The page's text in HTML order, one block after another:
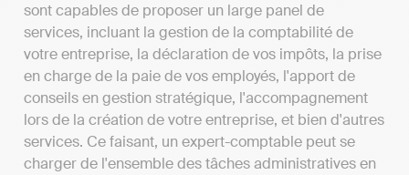
sont capables de proposer un large panel de
services, incluant la gestion de la comptabilité de
votre entreprise, la déclaration de vos impôts, la prise
en charge de la paie de vos employés, l'apport de
conseils en gestion stratégique, l'accompagnement
lors de la création de votre entreprise, et bien d'autres
services. Ce faisant, un expert-comptable peut se
charger de l'ensemble des tâches administratives en